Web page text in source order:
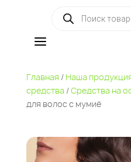
a
Главная / Наша
средства/Средства на
для волос с мумиё